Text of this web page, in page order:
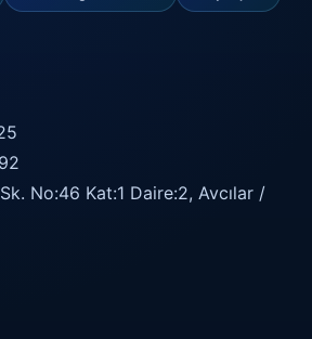
No:46 Kat:1 Daire:2, Avcılar /